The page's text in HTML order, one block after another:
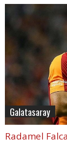
Galatasaray